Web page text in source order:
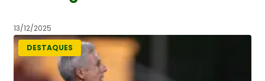
13/12/2025
DESTAQUES